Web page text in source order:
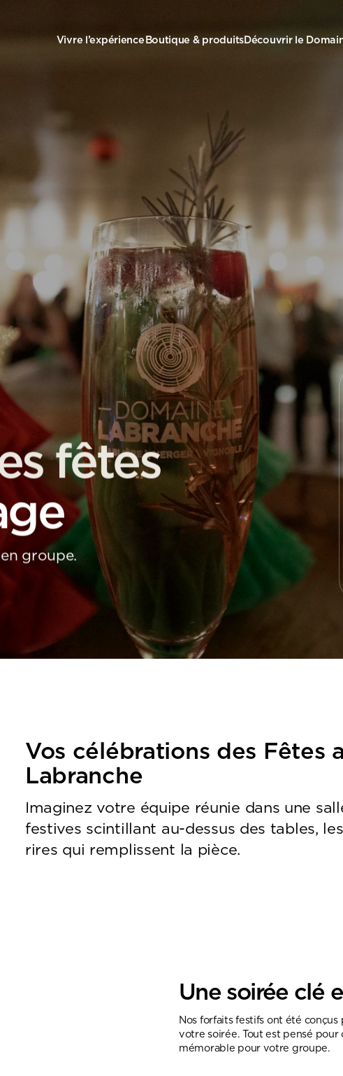
Vivre l’expérience Boutique & produits Découvrir le
fêtes
groupe.
Vos célébrations des Fêtes
Labranche
Imaginez votre équipe réunie dans une
festives scintillant au-dessus des tables,
rires qui remplissent la pièce.
Une soirée clé
Nos forfaits festifs ont été
votre soirée. Tout est pensé
mémorable pour votre groupe.